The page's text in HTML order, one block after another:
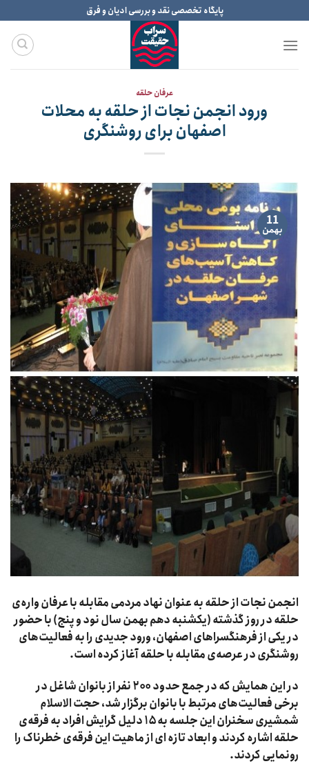
to
content
پایگاه تخصصی نقد و بررسی ادیان و فرق
عرفان حلقه
ورود انجمن نجات از حلقه به محلات
اصفهان برای روشنگری
11
بهمن
انجمن نجات از حلقه به عنوان نهاد مردمی مقابله با عرفان واره‌ی
حلقه در روز گذشته (یکشنبه دهم بهمن سال نود و پنج) با حضور
در یکی از فرهنگسراهای اصفهان، ورود جدیدی را به فعالیت‌های
روشنگری در عرصه‌ی مقابله با حلقه آغاز کرده است.
در این همایش که در جمع حدود ۲۰۰ نفر از بانوان شاغل در
برخی فعالیت‌های مرتبط با بانوان برگزار شد، حجت الاسلام
شمشیری سخنران این جلسه به ۱۵ دلیل گرایش افراد به فرقه‌ی
حلقه اشاره کردند و ابعاد تازه ای از ماهیت این فرقه‌ی خطرناک را
رونمایی کردند.